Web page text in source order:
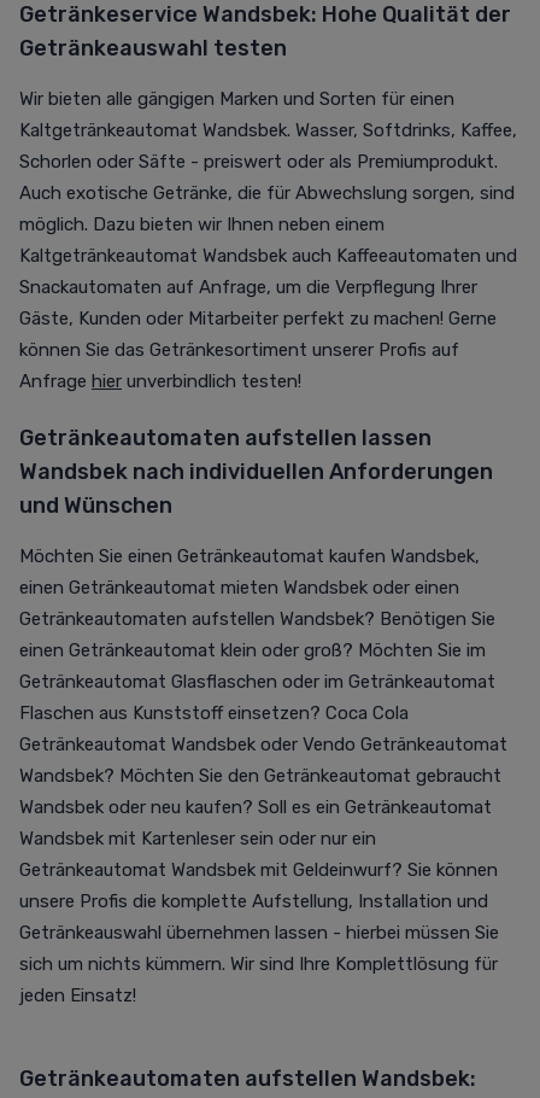
Getränkeservice Wandsbek: Hohe Qualität der
Getränkeauswahl testen
Wir bieten alle gängigen Marken und Sorten für einen
Kaltgetränkeautomat Wandsbek. Wasser, Softdrinks, Kaffee,
Schorlen oder Säfte - preiswert oder als Premiumprodukt.
Auch exotische Getränke, die für Abwechslung sorgen, sind
möglich. Dazu bieten wir Ihnen neben einem
Kaltgetränkeautomat Wandsbek auch Kaffeeautomaten und
Snackautomaten auf Anfrage, um die Verpflegung Ihrer
Gäste, Kunden oder Mitarbeiter perfekt zu machen! Gerne
können Sie das Getränkesortiment unserer Profis auf
Anfrage hier unverbindlich testen!
Getränkeautomaten aufstellen lassen
Wandsbek nach individuellen Anforderungen
und Wünschen
Möchten Sie einen Getränkeautomat kaufen Wandsbek,
einen Getränkeautomat mieten Wandsbek oder einen
Getränkeautomaten aufstellen Wandsbek? Benötigen Sie
einen Getränkeautomat klein oder groß? Möchten Sie im
Getränkeautomat Glasflaschen oder im Getränkeautomat
Flaschen aus Kunststoff einsetzen? Coca Cola
Getränkeautomat Wandsbek oder Vendo Getränkeautomat
Wandsbek? Möchten Sie den Getränkeautomat gebraucht
Wandsbek oder neu kaufen? Soll es ein Getränkeautomat
Wandsbek mit Kartenleser sein oder nur ein
Getränkeautomat Wandsbek mit Geldeinwurf? Sie können
unsere Profis die komplette Aufstellung, Installation und
Getränkeauswahl übernehmen lassen - hierbei müssen Sie
sich um nichts kümmern. Wir sind Ihre Komplettlösung für
jeden Einsatz!
Getränkeautomaten aufstellen Wandsbek: